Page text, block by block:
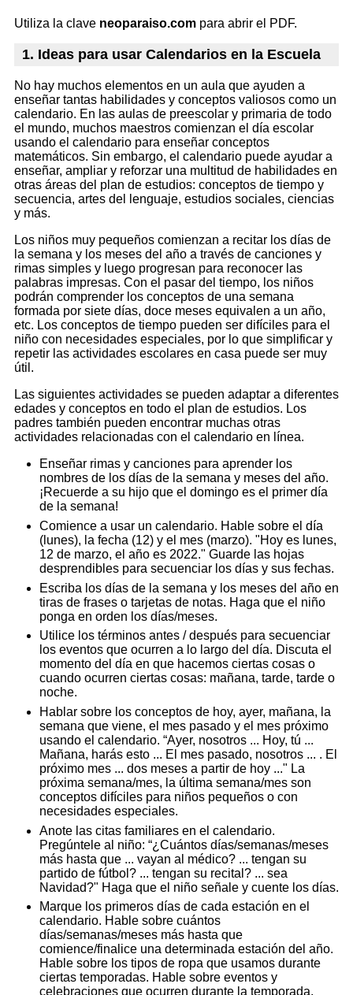
Utiliza la clave neoparaiso.com para abrir el PDF.
1. Ideas para usar Calendarios en la Escuela
No hay muchos elementos en un aula que ayuden a
enseñar tantas habilidades y conceptos valiosos como un
calendario. En las aulas de preescolar y primaria de todo
el mundo, muchos maestros comienzan el día escolar
usando el calendario para enseñar conceptos
matemáticos. Sin embargo, el calendario puede ayudar a
enseñar, ampliar y reforzar una multitud de habilidades en
otras áreas del plan de estudios: conceptos de tiempo y
secuencia, artes del lenguaje, estudios sociales, ciencias
y más.
Los niños muy pequeños comienzan a recitar los días de
la semana y los meses del año a través de canciones y
rimas simples y luego progresan para reconocer las
palabras impresas. Con el pasar del tiempo, los niños
podrán comprender los conceptos de una semana
formada por siete días, doce meses equivalen a un año,
etc. Los conceptos de tiempo pueden ser difíciles para el
niño con necesidades especiales, por lo que simplificar y
repetir las actividades escolares en casa puede ser muy
útil.
Las siguientes actividades se pueden adaptar a diferentes
edades y conceptos en todo el plan de estudios. Los
padres también pueden encontrar muchas otras
actividades relacionadas con el calendario en línea.
Enseñar rimas y canciones para aprender los
nombres de los días de la semana y meses del año.
¡Recuerde a su hijo que el domingo es el primer día
de la semana!
Comience a usar un calendario. Hable sobre el día
(lunes), la fecha (12) y el mes (marzo). "Hoy es lunes,
12 de marzo, el año es 2022." Guarde las hojas
desprendibles para secuenciar los días y sus fechas.
Escriba los días de la semana y los meses del año en
tiras de frases o tarjetas de notas. Haga que el niño
ponga en orden los días/meses.
Utilice los términos antes / después para secuenciar
los eventos que ocurren a lo largo del día. Discuta el
momento del día en que hacemos ciertas cosas o
cuando ocurren ciertas cosas: mañana, tarde, tarde o
noche.
Hablar sobre los conceptos de hoy, ayer, mañana, la
semana que viene, el mes pasado y el mes próximo
usando el calendario. “Ayer, nosotros ... Hoy, tú ...
Mañana, harás esto ... El mes pasado, nosotros ... . El
próximo mes ... dos meses a partir de hoy ..." La
próxima semana/mes, la última semana/mes son
conceptos difíciles para niños pequeños o con
necesidades especiales.
Anote las citas familiares en el calendario.
Pregúntele al niño: “¿Cuántos días/semanas/meses
más hasta que ... vayan al médico? ... tengan su
partido de fútbol? ... tengan su recital? ... sea
Navidad?" Haga que el niño señale y cuente los días.
Marque los primeros días de cada estación en el
calendario. Hable sobre cuántos
días/semanas/meses más hasta que
comience/finalice una determinada estación del año.
Hable sobre los tipos de ropa que usamos durante
ciertas temporadas. Hable sobre eventos y
celebraciones que ocurren durante la temporada.